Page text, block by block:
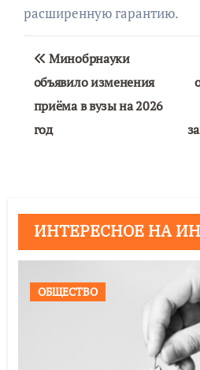
расширенную гарантию.
Навигация
по
записям
Минобрнауки
объявило изменения
приёма в вузы на 2026
год
ИНТЕРЕСНОЕ НА
ОБЩЕСТВО